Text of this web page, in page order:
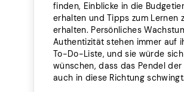
finden, Einblicke in die
erhalten und Tipps zum Lernen
erhalten. Persönliches
Authentizität stehen immer auf
To-Do-Liste, und sie würde sich
wünschen, dass das Pendel der
auch in diese Richtung schwingt.